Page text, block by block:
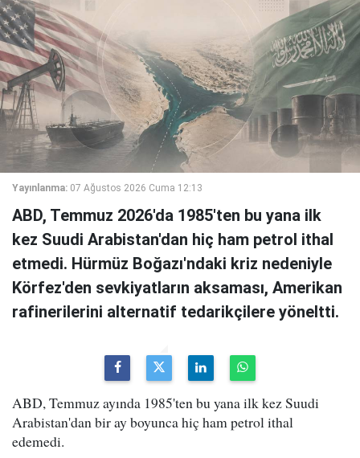
Yayınlanma: 07 Ağustos 2026 Cuma 12:13
ABD, Temmuz 2026'da 1985'ten bu yana ilk
kez Suudi Arabistan'dan hiç ham petrol ithal
etmedi. Hürmüz Boğazı'ndaki kriz nedeniyle
Körfez'den sevkiyatların aksaması, Amerikan
rafinerilerini alternatif tedarikçilere yöneltti.
ABD, Temmuz ayında 1985'ten bu yana ilk kez Suudi
Arabistan'dan bir ay boyunca hiç ham petrol ithal
edemedi.